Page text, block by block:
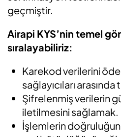
geçmiştir.
Airapi KYS’nin temel
sıralayabiliriz:
Karekod verilerini
sağlayıcıları
Şifrelenmiş verilerin
iletilmesini sağlamak.
İşlemlerin